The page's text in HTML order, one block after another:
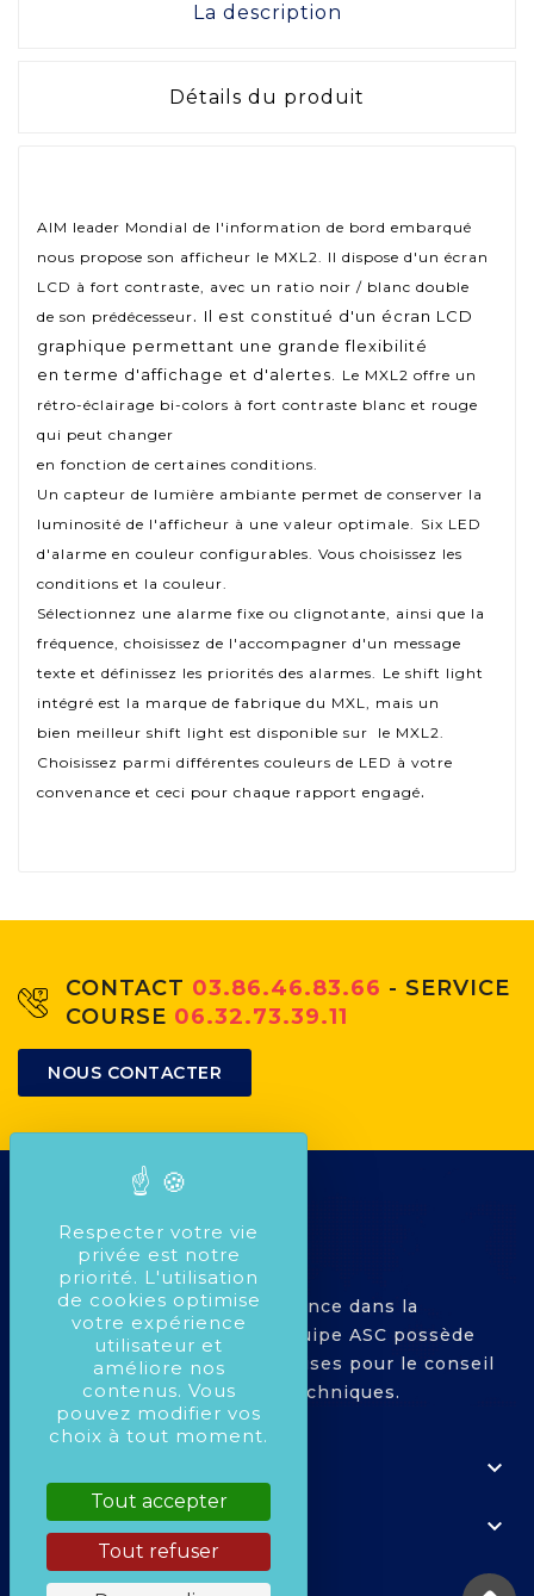
La description
Détails du produit
AIM leader Mondial de l'information de bord embarqué
nous propose son afficheur le MXL2. Il dispose d'un écran
LCD à fort contraste, avec un ratio noir / blanc double
de son prédécesseur. Il est constitué d'un écran LCD
graphique permettant une grande flexibilité
en terme d'affichage et d'alertes.
Le MXL2 offre un
rétro-éclairage bi-colors à fort contraste blanc et rouge
qui peut changer
en fonction de certaines conditions.
Un capteur de lumière ambiante permet de conserver la
luminosité de l'afficheur à une valeur optimale.
Six LED
d'alarme en couleur configurables. Vous choisissez les
conditions et la couleur.
Sélectionnez une alarme fixe ou clignotante, ainsi que la
fréquence, choisissez de l'accompagner d'un message
texte et définissez les priorités des alarmes.
Le shift light
intégré est la marque de fabrique du MXL, mais un
bien meilleur shift light est disponible sur le MXL2
Choisissez parmi différentes couleurs de LED à votre
convenance et ceci pour chaque rapport engagé.
CONTACT 03.86.46.83.66 - SERVICE
COURSE 06.32.73.39.11
NOUS CONTACTER
Avec plus de 25 ans d'expérience dans la
compétition Automobile, l'équipe ASC possède
toutes les compétences requises pour le conseil
dans le montage de pièces techniques.

VOTRE COMPTE 
COORDONNÉES 
Respecter votre vie
privée est notre
priorité. L'utilisation
de cookies optimise
votre expérience
utilisateur et
améliore nos
contenus. Vous
pouvez modifier vos
choix à tout moment.
Tout accepter
Tout refuser